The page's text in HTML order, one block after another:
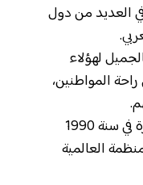
العديد من دول
لهؤلاء
المواطنين،
وتم الاحتفال بهذا اليوم لأول مرة في سنة 1990
العالمية